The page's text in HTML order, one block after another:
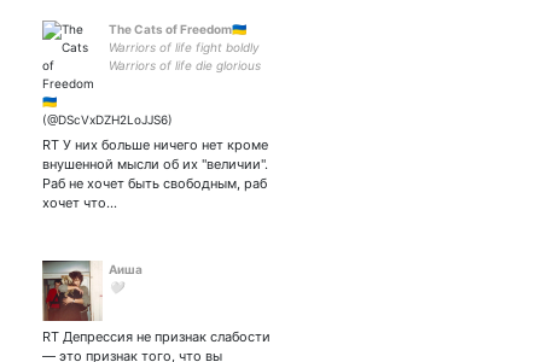
The Cats of Freedom🇺🇦
Warriors of life fight boldly
Warriors of life die glorious
Warriors never lose the way
RT У них больше ничего нет кроме
внушенной мысли об их "величии".
Раб не хочет быть свободным, раб
хочет что…
Аиша
🤍
RT Депрессия не признак слабости
— это признак того, что вы